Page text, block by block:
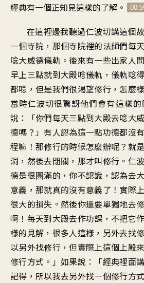
經典有一個正知見這樣的了解 。
在這裡邊我聽過仁波切講這個
一個寺院 ， 那個寺院裡的法師們每
唸大威德儀軌 。後來有一些出家人
早上三點就到大殿唸儀軌 ， 儀軌唸
都唸 ，但是我們很渴望修行 ，怎麼
當時仁波切很驚訝他們會有這樣的
說 ：「你們每天三點到大殿去唸大
德嗎 ？」 有人認為這一點功德都沒有
程嘛 ！那修行的時候怎麼辦呢？ 就
洞 ， 然後去閉關，那才叫修行 。 仁
德是很圓滿的 ，你不認識 ，認為去
意義 ，那就真的沒有意義了 ！ 實際
很大的損失 。然後你還要單獨地去修
啊 ！ 每天到大殿去作功課 ， 不把它
樣的見解 ， 很多人這樣 ， 另外去找
以另外找修行 ，但實際上這個上殿
修行方式 。」如果說：「經典裡面
記得 ，所以我去另外找一個修行方式